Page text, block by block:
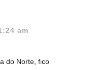
am
do Norte, fico